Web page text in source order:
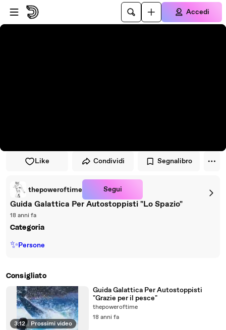
Vai al lettore
Passa al contenuto principale
Accedi
Like Condividi Segnalibro
thepoweroftime Segui
Guida Galattica Per Autostoppisti "Lo Spazio"
18 anni fa
Categoria
✨Persone
Consigliato
3:12 | Prossimi video
Guida Galattica Per Autostoppisti
"Grazie per il pesce"
thepoweroftime
18 anni fa